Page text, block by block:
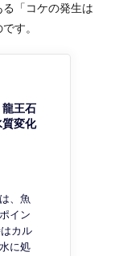
「コケの発生は
す。
龍王石
変化
、魚
イン
カル
に処